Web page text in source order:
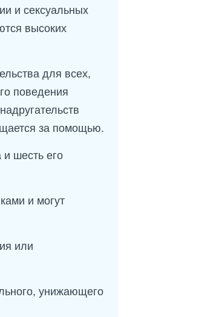
и сексуальных
высоких
для всех,
поведения
за помощью.
и шесть его
и могут
или
унижающего